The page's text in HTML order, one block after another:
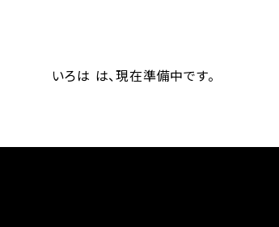
いろは は、現在準備中です。